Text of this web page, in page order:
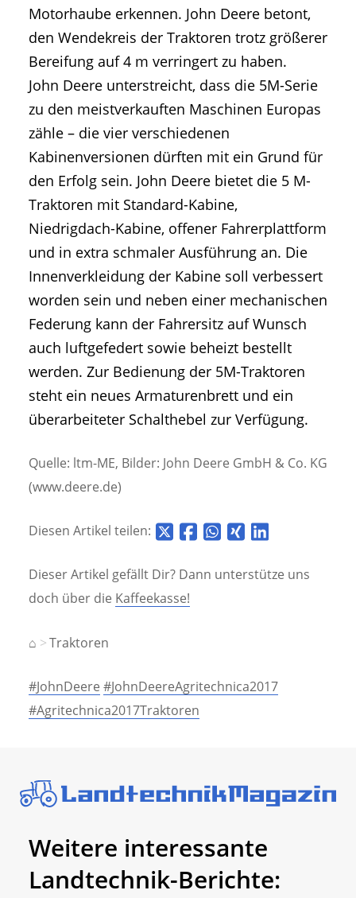
Motorhaube erkennen. John Deere betont,
den Wendekreis der Traktoren trotz größerer
Bereifung auf 4 m verringert zu haben.
John Deere unterstreicht, dass die 5M-Serie
zu den meistverkauften Maschinen Europas
zähle – die vier verschiedenen
Kabinenversionen dürften mit ein Grund für
den Erfolg sein. John Deere bietet die 5 M-
Traktoren mit Standard-Kabine,
Niedrigdach-Kabine, offener Fahrerplattform
und in extra schmaler Ausführung an. Die
Innenverkleidung der Kabine soll verbessert
worden sein und neben einer mechanischen
Federung kann der Fahrersitz auf Wunsch
auch luftgefedert sowie beheizt bestellt
werden. Zur Bedienung der 5M-Traktoren
steht ein neues Armaturenbrett und ein
überarbeiteter Schalthebel zur Verfügung.
Quelle: ltm-ME, Bilder: John Deere GmbH & Co. KG
(www.deere.de)
Diesen Artikel teilen:
Dieser Artikel gefällt Dir? Dann unterstütze uns
doch über die Kaffeekasse!
⌂ Traktoren
#JohnDeere #JohnDeereAgritechnica2017
#Agritechnica2017Traktoren
Weitere interessante
Landtechnik-Berichte: